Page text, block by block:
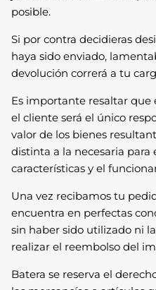
posible.
Si por contra decidieras
haya sido enviado,
devolución correrá a tu
Es importante resaltar que
el cliente será el único
valor de los bienes
distinta a la necesaria para
características y el
Una vez recibamos tu
encuentra en perfectas
sin haber sido utilizado ni
realizar el reembolso del
Batera se reserva el